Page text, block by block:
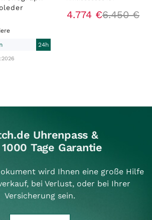
24h
2026
4.774 €6.450 €
Uhrenpass &
Tage Garantie
wird Ihnen eine große Hilfe
bei Verlust, oder bei Ihrer
Versicherung sein.